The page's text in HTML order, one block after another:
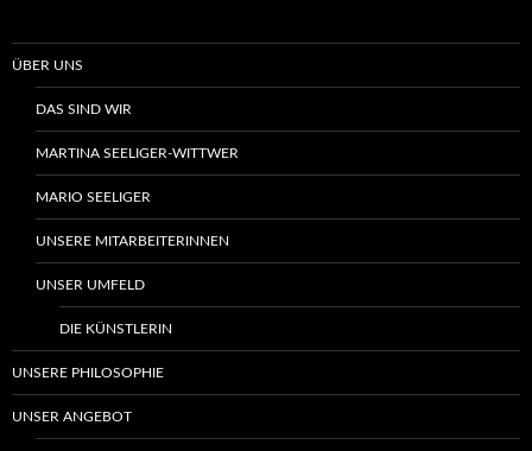
ÜBER UNS
DAS SIND WIR
MARTINA SEELIGER-WITTWER
MARIO SEELIGER
UNSERE MITARBEITERINNEN
UNSER UMFELD
DIE KÜNSTLERIN
UNSERE PHILOSOPHIE
UNSER ANGEBOT